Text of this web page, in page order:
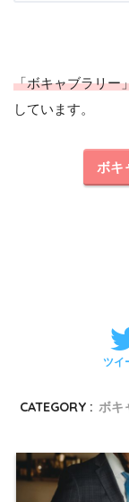
「ボキャブラリー
しています。
ボキ
ツイ
CATEGORY : ボキ